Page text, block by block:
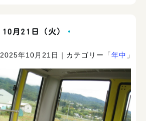
10月21日（火）
2025年10月21日 ｜カテゴリー「年中 」